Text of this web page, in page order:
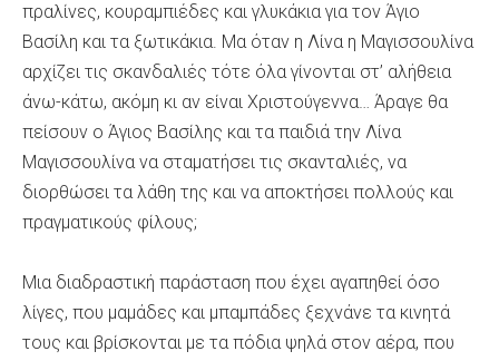
πραλίνες, κουραμπιέδες και γλυκάκια για τον Άγιο
Βασίλη και τα ξωτικάκια. Μα όταν η Λίνα η Μαγισσουλίνα
αρχίζει τις σκανδαλιές τότε όλα γίνονται στ’ αλήθεια
άνω-κάτω, ακόμη κι αν είναι Χριστούγεννα… Άραγε θα
πείσουν ο Άγιος Βασίλης και τα παιδιά την Λίνα
Μαγισσουλίνα να σταματήσει τις σκανταλιές, να
διορθώσει τα λάθη της και να αποκτήσει πολλούς και
πραγματικούς φίλους;
Μια διαδραστική παράσταση που έχει αγαπηθεί όσο
λίγες, που μαμάδες και μπαμπάδες ξεχνάνε τα κινητά
τους και βρίσκονται με τα πόδια ψηλά στον αέρα, που